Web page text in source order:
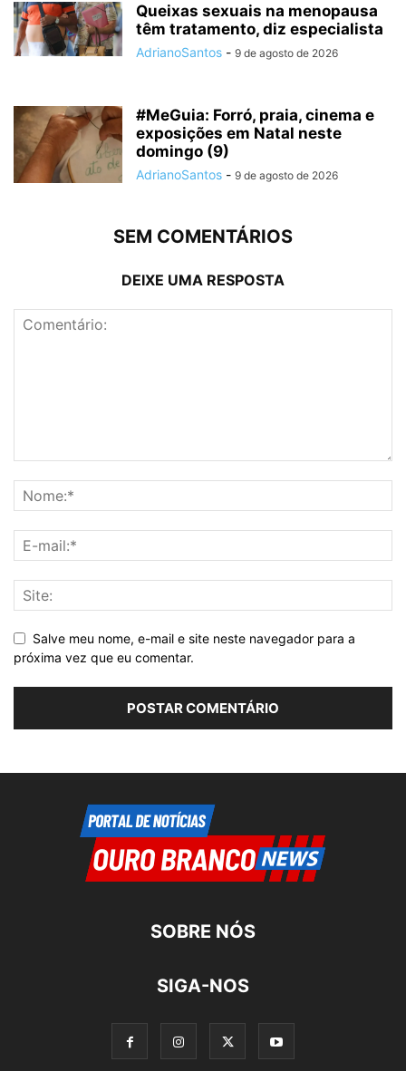
Queixas sexuais na menopausa
têm tratamento, diz especialista
AdrianoSantos - 9 de agosto de 2026
#MeGuia: Forró, praia, cinema e
exposições em Natal neste
domingo (9)
AdrianoSantos - 9 de agosto de 2026
SEM COMENTÁRIOS
DEIXE UMA RESPOSTA
Salve meu nome, e-mail e site neste navegador para a
próxima vez que eu comentar.
SOBRE NÓS
SIGA-NOS